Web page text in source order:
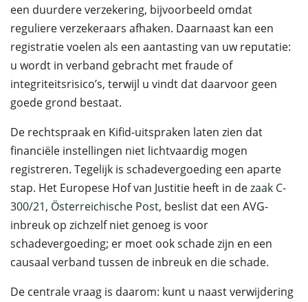
een duurdere verzekering, bijvoorbeeld omdat
reguliere verzekeraars afhaken. Daarnaast kan een
registratie voelen als een aantasting van uw reputatie:
u wordt in verband gebracht met fraude of
integriteitsrisico’s, terwijl u vindt dat daarvoor geen
goede grond bestaat.
De rechtspraak en Kifid-uitspraken laten zien dat
financiële instellingen niet lichtvaardig mogen
registreren. Tegelijk is schadevergoeding een aparte
stap. Het Europese Hof van Justitie heeft in dezaak C-
300/21, Österreichische Post, beslist dat een AVG-
inbreuk op zichzelf niet genoeg is voor
schadevergoeding; er moet ook schade zijn en een
causaal verband tussen de inbreuk en die schade.
De centrale vraag is daarom: kunt u naast verwijdering